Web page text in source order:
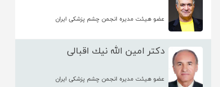
عضو هیئت مدیره انجمن چشم پزشکی ایران
دکتر امین الله نیك اقبالی
عضو هیئت مدیره انجمن چشم پزشکی ایران